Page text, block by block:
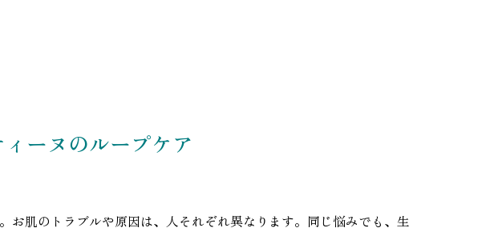
ーヌのループケア
お肌のトラブルや原因は、人それぞれ異なります。同じ悩みでも、生